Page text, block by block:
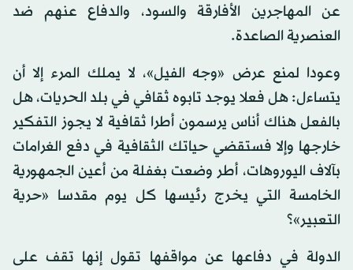
عن المهاجرين الأفارقة والسود، والدفاع عنهم ضد
العنصرية الصاعدة.
وعودا لمنع عرض «وجه الفيل»، لا يملك المرء إلا أن
يتساءل: هل فعلا يوجد تابوه ثقافي في بلد الحريات، هل
بالفعل هناك أناس يرسمون أطرا ثقافية لا يجوز التفكير
خارجها وإلا فستقضي حياتك الثقافية في دفع الغرامات
بآلاف اليوروهات، أطر وضعت بغفلة من أعين الجمهورية
الخامسة التي يخرج رئيسها كل يوم مقدسا «حرية
التعبير»؟
الدولة في دفاعها عن مواقفها تقول إنها تقف على